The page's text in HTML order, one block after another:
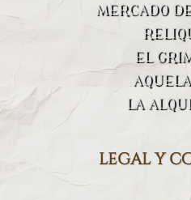
MERCADO
EL
LA
legal y